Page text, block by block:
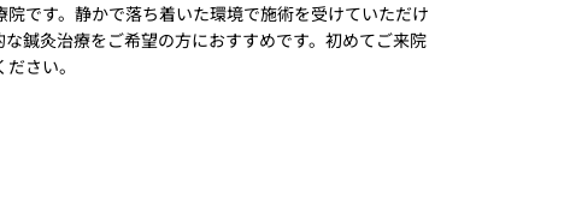
です。静かで落ち着いた環境で施術を受けていただけ
鍼灸治療をご希望の方におすすめです。初めてご来院
さい。